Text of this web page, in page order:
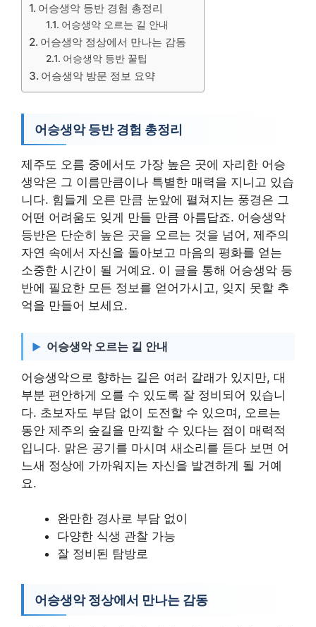
어승생악 등반 경험 총정리
어승생악 오르는 길 안내
어승생악 정상에서 만나는 감동
어승생악 등반 꿀팁
어승생악 방문 정보 요약
어승생악 등반 경험 총정리
제주도 오름 중에서도 가장 높은 곳에 자리한 어승
생악은 그 이름만큼이나 특별한 매력을 지니고 있습
니다. 힘들게 오른 만큼 눈앞에 펼쳐지는 풍경은 그
어떤 어려움도 잊게 만들 만큼 아름답죠. 어승생악
등반은 단순히 높은 곳을 오르는 것을 넘어, 제주의
자연 속에서 자신을 돌아보고 마음의 평화를 얻는
소중한 시간이 될 거예요. 이 글을 통해 어승생악 등
반에 필요한 모든 정보를 얻어가시고, 잊지 못할 추
억을 만들어 보세요.
어승생악 오르는 길 안내
어승생악으로 향하는 길은 여러 갈래가 있지만, 대
부분 편안하게 오를 수 있도록 잘 정비되어 있습니
다. 초보자도 부담 없이 도전할 수 있으며, 오르는
동안 제주의 숲길을 만끽할 수 있다는 점이 매력적
입니다. 맑은 공기를 마시며 새소리를 듣다 보면 어
느새 정상에 가까워지는 자신을 발견하게 될 거예
요.
완만한 경사로 부담 없이
다양한 식생 관찰 가능
잘 정비된 탐방로
어승생악 정상에서 만나는 감동